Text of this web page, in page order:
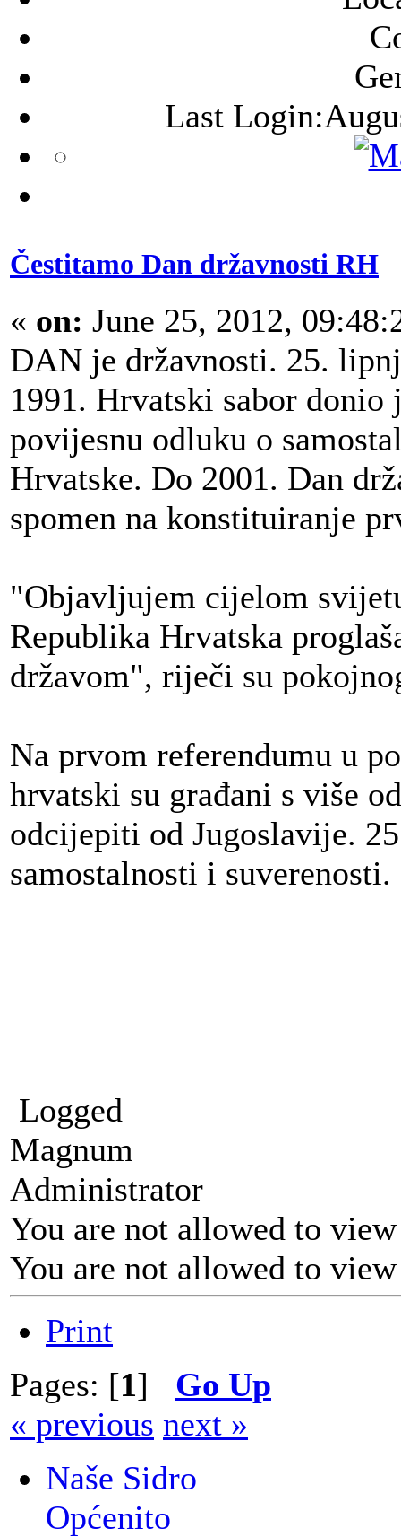
Last
Čestitamo Dan državnosti RH
« on: June 25, 2012,
DAN je državnosti. 25.
1991. Hrvatski sabor donio
povijesnu odluku o
Hrvatske. Do 2001. Dan
spomen na konstituiranje
"Objavljujem cijelom
Republika Hrvatska
državom", riječi su
Na prvom referendumu u
hrvatski su građani s više
odcijepiti od Jugoslavije.
samostalnosti i suverenosti.
Logged
Magnum
Administrator
You are not allowed to
You are not allowed to
Print
Pages: [1] Go Up
« previous next »
Naše Sidro
Općenito